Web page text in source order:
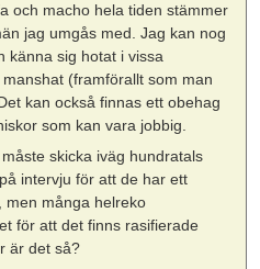
och macho hela tiden stämmer
jag umgås med. Jag kan nog
känna sig hotat i vissa
(framförallt som man
kan också finnas ett obehag
som kan vara jobbig.
skicka iväg hundratals
intervju för att de har ett
men många helreko
för att det finns rasifierade
är det så?